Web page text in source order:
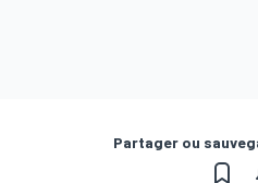
Partager ou